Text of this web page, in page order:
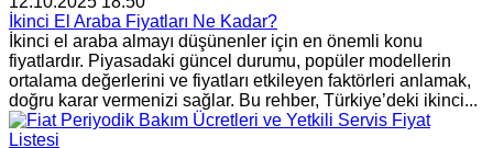
İkinci El Araba Fiyatları Ne Kadar?
İkinci el araba almayı düşünenler için en önemli konu
fiyatlardır. Piyasadaki güncel durumu, popüler modellerin
ortalama değerlerini ve fiyatları etkileyen faktörleri anlamak,
doğru karar vermenizi sağlar. Bu rehber, Türkiye’deki ikinci...